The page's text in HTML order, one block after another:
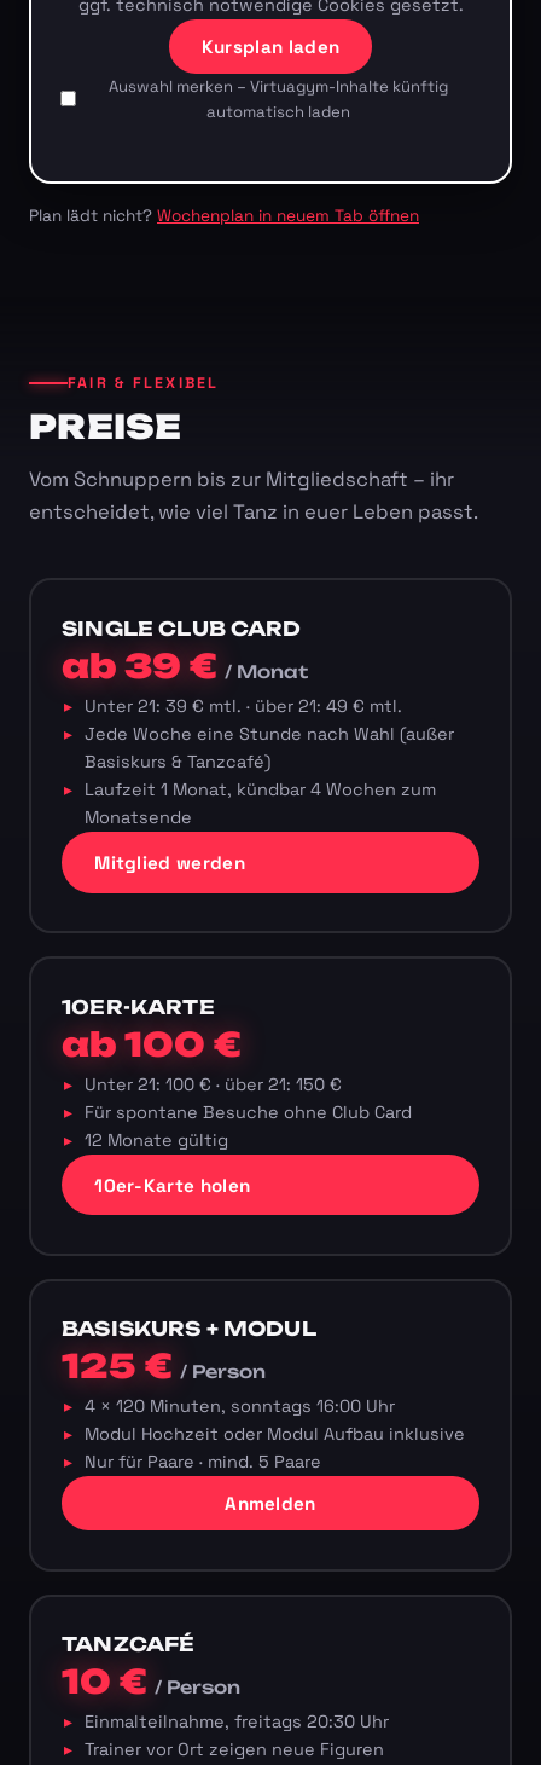
ggf. technisch notwendige Cookies gesetzt.
Kursplan laden
Auswahl merken – Virtuagym-Inhalte künftig
automatisch laden
Plan lädt nicht? Wochenplan in neuem Tab öffnen
FAIR & FLEXIBEL
PREISE
Vom Schnuppern bis zur Mitgliedschaft – ihr
entscheidet, wie viel Tanz in euer Leben passt.
SINGLE CLUB CARD
ab 39 €/ Monat
Unter 21: 39 € mtl. · über 21: 49 € mtl.
Jede Woche eine Stunde nach Wahl (außer
Basiskurs & Tanzcafé)
Laufzeit 1 Monat, kündbar 4 Wochen zum
Monatsende
Mitglied werden
10ER-KARTE
ab 100 €
Unter 21: 100 € · über 21: 150 €
Für spontane Besuche ohne Club Card
12 Monate gültig
10er-Karte holen
BASISKURS + MODUL
125 €/ Person
4 × 120 Minuten, sonntags 16:00 Uhr
Modul Hochzeit oder Modul Aufbau inklusive
Nur für Paare · mind. 5 Paare
Anmelden
TANZCAFÉ
10 €/ Person
Einmalteilnahme, freitags 20:30 Uhr
Trainer vor Ort zeigen neue Figuren